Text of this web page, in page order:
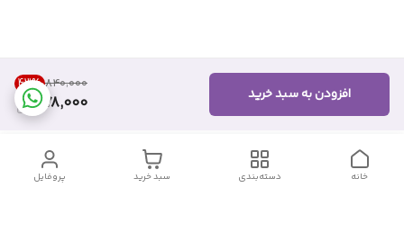
۸۴۰٬۰۰۰ 43%
478,000 افزودن به سبد خرید
پروفایل سبد خرید دسته‌بندی خانه